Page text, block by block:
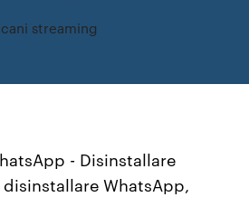
streaming
- Disinstallare
WhatsApp,